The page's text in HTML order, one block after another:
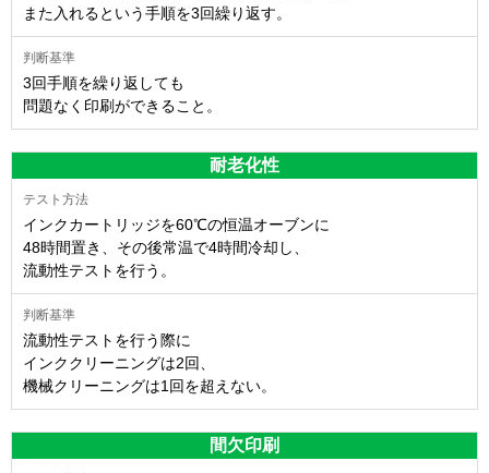
また入れるという手順を3回繰り返す。
3回手順を繰り返しても
問題なく印刷ができること。
耐老化性
インクカートリッジを60℃の恒温オーブンに
48時間置き、その後常温で4時間冷却し、
流動性テストを行う。
流動性テストを行う際に
インククリーニングは2回、
機械クリーニングは1回を超えない。
間欠印刷